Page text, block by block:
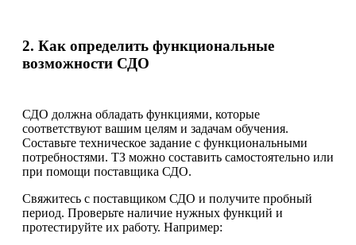
2. Как определить функциональные
возможности СДО
СДО должна обладать функциями, которые
соответствуют вашим целям и задачам обучения.
Составьте техническое задание с функциональными
потребностями. ТЗ можно составить самостоятельно или
при помощи поставщика СДО.
Свяжитесь с поставщиком СДО и получите пробный
период. Проверьте наличие нужных функций и
протестируйте их работу. Например: